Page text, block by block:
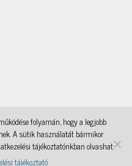
Könyvtári levelezés, a WordPress Theme by
@aicragellebasiOKKA , a WordPress Theme by
folyamán, hogy a legjobb
A sütik használatát bármikor
tájékoztatónkban olvashat.
tájékoztató